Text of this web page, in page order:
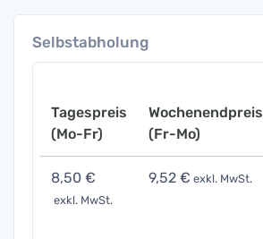
Selbstabholung
Tagespreis
(Mo-Fr)
Wochenendpreis
(Fr-Mo)
8,50 €
exkl. MwSt.
9,52 € exkl. MwSt.